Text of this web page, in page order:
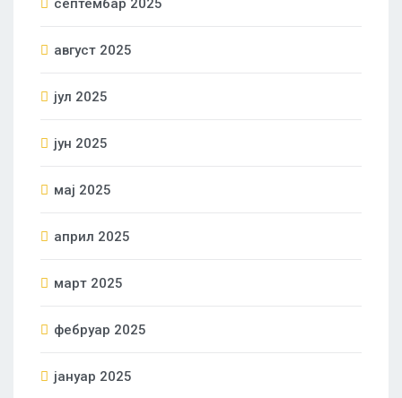
септембар 2025
август 2025
јул 2025
јун 2025
мај 2025
април 2025
март 2025
фебруар 2025
јануар 2025